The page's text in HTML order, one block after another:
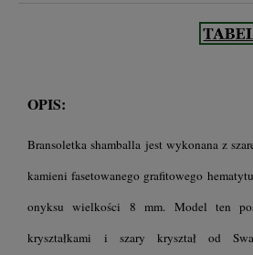
OPIS:
Bransoletka shamballa jest wykonana z
kamieni fasetowanego grafitowego
onyksu wielkości 8 mm. Model ten
kryształkami i szary kryształ od